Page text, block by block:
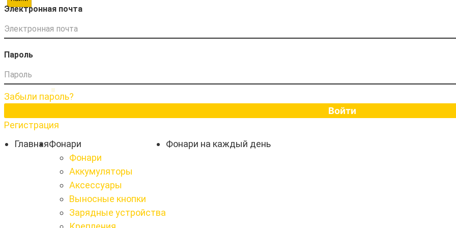
Электронная почта
Пароль
Забыли пароль?
Войти
Регистрация
ГлавнаяФонари
Фонари
Аккумуляторы
Аксессуары
Выносные кнопки
Зарядные устройства
Фонари на каждый день